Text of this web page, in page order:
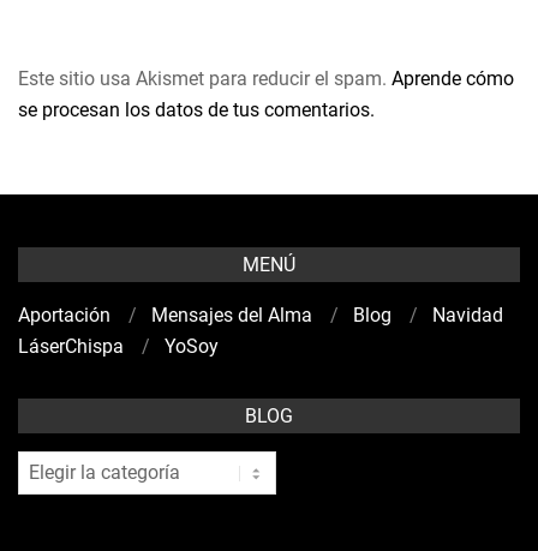
Este sitio usa Akismet para reducir el spam. Aprende cómo
se procesan los datos de tus comentarios.
MENÚ
Aportación Mensajes del Alma Blog
Navidad
LáserChispa
YoSoy
BLOG
blog